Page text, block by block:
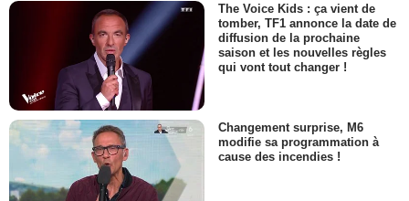
The Voice Kids : ça vient de
tomber, TF1 annonce la date de
diffusion de la prochaine
saison et les nouvelles règles
qui vont tout changer !
Changement surprise, M6
modifie sa programmation à
cause des incendies !